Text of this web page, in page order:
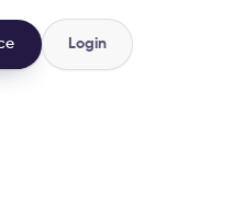
Login